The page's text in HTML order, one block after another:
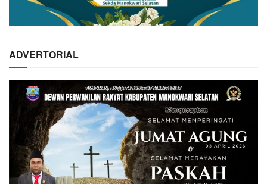
ADVERTORIAL